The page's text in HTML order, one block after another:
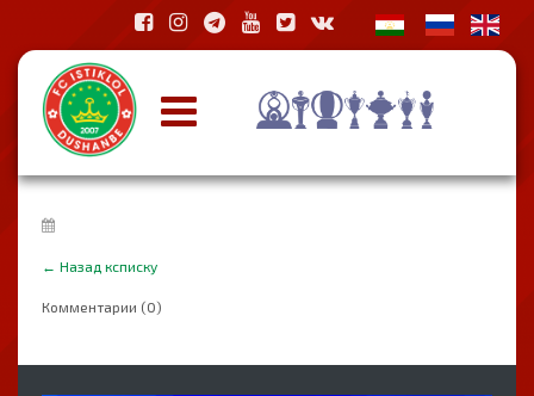
← Назад ксписку
Комментарии (0)